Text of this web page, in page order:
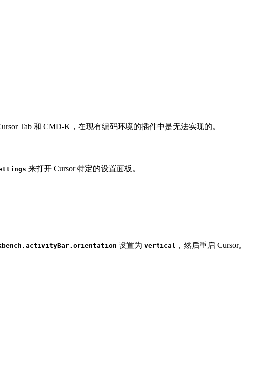
Tab 和 CMD-K，在现有编码环境的插件中是无法实现的。
来打开 Cursor 特定的设置面板。
设置为 vertical ，然后重启 Cursor。